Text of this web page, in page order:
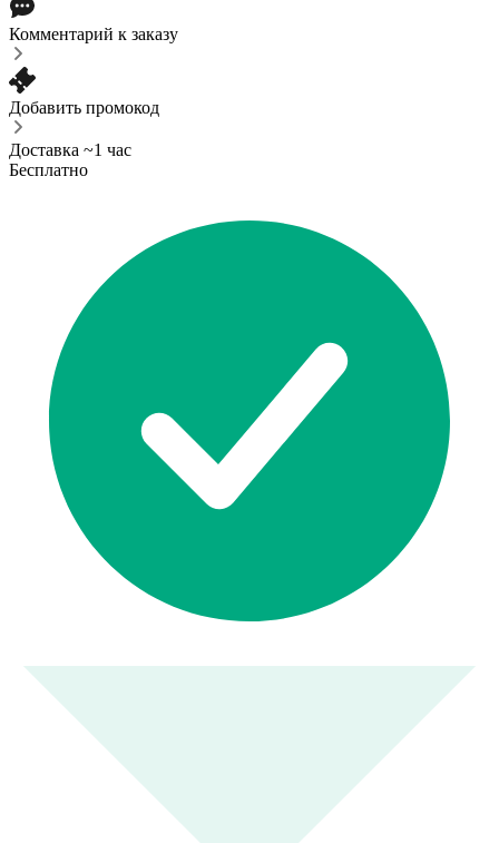
Комментарий к заказу
Добавить промокод
Доставка ~1 час
Бесплатно